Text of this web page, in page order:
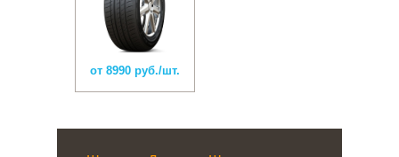
от 8990 руб./шт.